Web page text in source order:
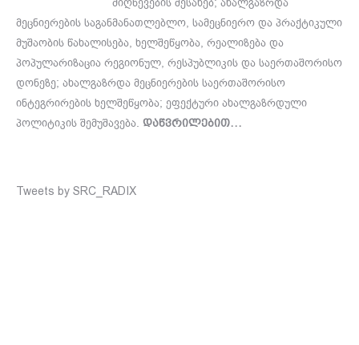
მეცნიერების საგანმანათლებლო, სამეცნიერო და პრაქტიკული
მუშაობის წახალისება, ხელშეწყობა, რეალიზება და
პოპულარიზაცია რეგიონულ, რესპუბლიკის და საერთაშორისო
დონეზე; ახალგაზრდა მეცნიერების საერთაშორისო
ინტეგრირების ხელშეწყობა; ეფექტური ახალგაზრდული
პოლიტიკის შემუშავება. დაწვრილებით…
Tweets by SRC_RADIX